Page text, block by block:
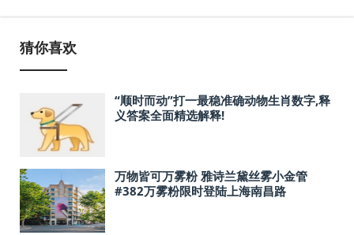
猜你喜欢
“顺时而动”打一最稳准确动物生肖数字,释
义答案全面精选解释!
万物皆可万雾粉 雅诗兰黛丝雾小金管
#382万雾粉限时登陆上海南昌路